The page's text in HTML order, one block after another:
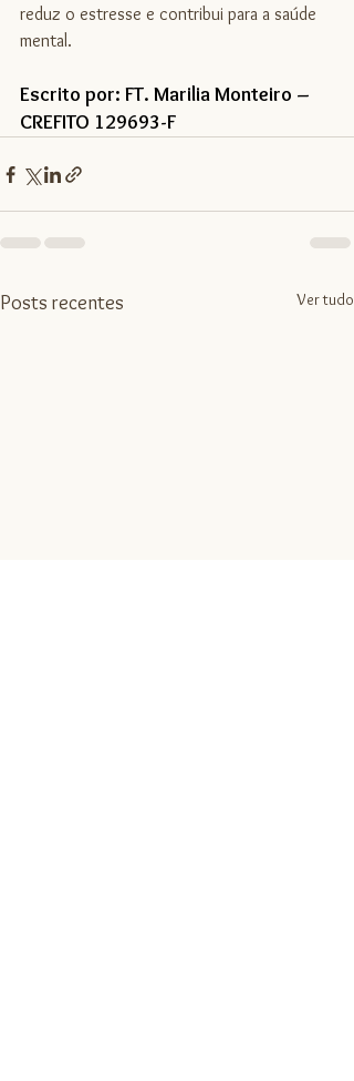
reduz o estresse e contribui para a saúde
mental.
Escrito por: FT. Marilia Monteiro –
CREFITO 129693-F
Posts recentes Ver tudo